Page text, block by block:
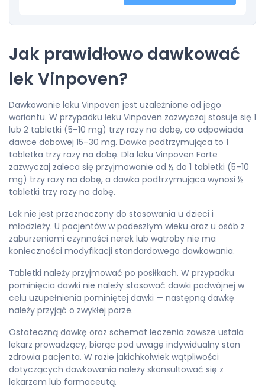
Jak prawidłowo dawkować
lek Vinpoven?
Dawkowanie leku Vinpoven jest uzależnione od jego
wariantu. W przypadku leku Vinpoven zazwyczaj stosuje się 1
lub 2 tabletki (5–10 mg) trzy razy na dobę, co odpowiada
dawce dobowej 15–30 mg. Dawka podtrzymująca to 1
tabletka trzy razy na dobę. Dla leku Vinpoven Forte
zazwyczaj zaleca się przyjmowanie od ½ do 1 tabletki (5–10
mg) trzy razy na dobę, a dawka podtrzymująca wynosi ½
tabletki trzy razy na dobę.
Lek nie jest przeznaczony do stosowania u dzieci i
młodzieży. U pacjentów w podeszłym wieku oraz u osób z
zaburzeniami czynności nerek lub wątroby nie ma
konieczności modyfikacji standardowego dawkowania.
Tabletki należy przyjmować po posiłkach. W przypadku
pominięcia dawki nie należy stosować dawki podwójnej w
celu uzupełnienia pominiętej dawki — następną dawkę
należy przyjąć o zwykłej porze.
Ostateczną dawkę oraz schemat leczenia zawsze ustala
lekarz prowadzący, biorąc pod uwagę indywidualny stan
zdrowia pacjenta. W razie jakichkolwiek wątpliwości
dotyczących dawkowania należy skonsultować się z
lekarzem lub farmaceutą.